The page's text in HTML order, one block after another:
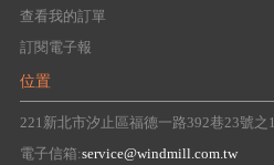
查看我的訂單
訂閱電子報
位置
221新北市汐止區福德一路392巷23號之1
電子信箱:service@windmill.com.tw